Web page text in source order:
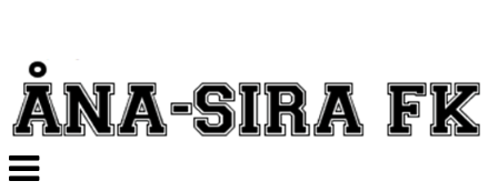
Veksle
navigasjon